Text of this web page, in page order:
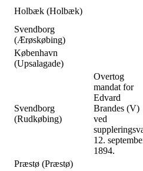
Holbæk (Holbæk)
Svendborg
(Ærøskøbing)
København
(Upsalagade)
Svendborg
(Rudkøbing)
Overtog
mandat for
Edvard
Brandes (V)
ved
12.
1894.
Præstø (Præstø)